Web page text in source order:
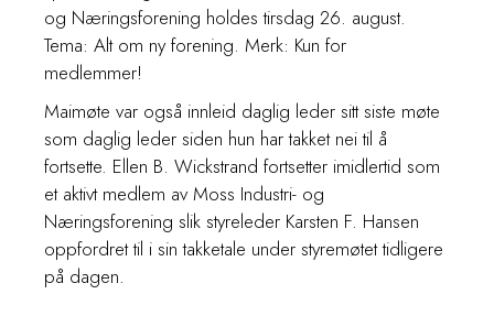
og Næringsforening holdes tirsdag 26. august.
Tema: Alt om ny forening. Merk: Kun for
medlemmer!
Maimøte var også innleid daglig leder sitt siste møte
som daglig leder siden hun har takket nei til å
fortsette. Ellen B. Wickstrand fortsetter imidlertid som
et aktivt medlem av Moss Industri- og
Næringsforening slik styreleder Karsten F. Hansen
oppfordret til i sin takketale under styremøtet tidligere
på dagen.